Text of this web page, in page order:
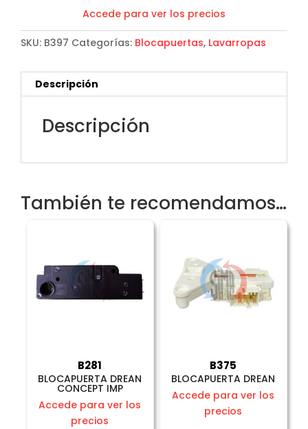
Accede para ver los precios
SKU: B397 Categorías: Blocapuertas, Lavarropas
Descripción
Descripción
También te recomendamos…
B281
BLOCAPUERTA DREAN
CONCEPT IMP
Accede para ver los
precios
B375
BLOCAPUERTA DREAN
Accede para ver los
precios